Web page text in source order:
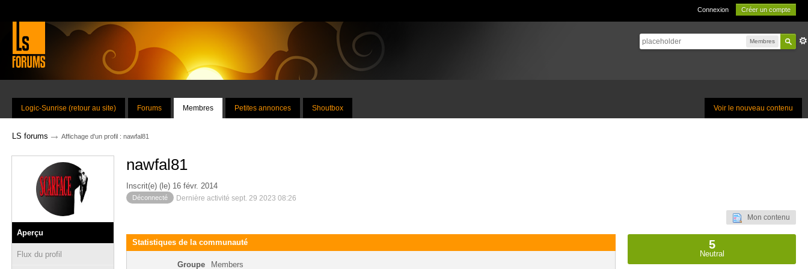
Connexion Créer un compte
Membres
Voir le nouveau contenu
Logic-Sunrise (retour au site) Forums Membres Petites annonces Shoutbox
LS forums → Affichage d'un profil : nawfal81
Aperçu
Flux du profil
nawfal81
Inscrit(e) (le) 16 févr. 2014
Déconnecté Dernière activité sept. 29 2023 08:26
Mon contenu
Statistiques de la communauté
Groupe Members
5
Neutral